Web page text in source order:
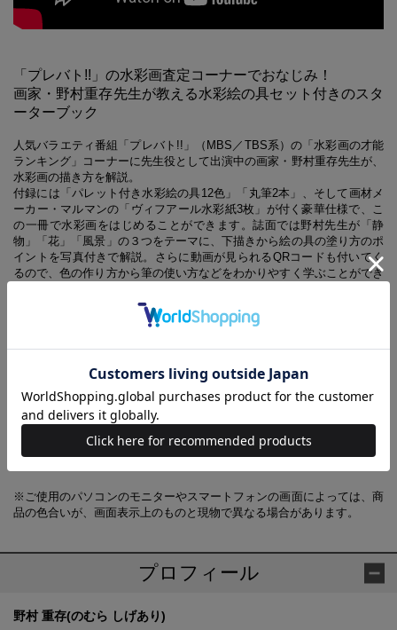
「プレバト!!」の水彩画査定コーナーでおなじみ！
画家・野村重存先生が教える水彩絵の具セット付きのスタ
ーターブック
人気バラエティ番組「プレバト!!」（MBS／TBS系）の「水彩画の才能
ランキング」コーナーに先生役として出演中の画家・野村重存先生が、
水彩画の描き方を解説。
付録には「パレット付き水彩絵の具12色」「丸筆2本」、そして画材メ
ーカー・マルマンの「ヴィフアール水彩紙3枚」が付く豪華仕様で、こ
の一冊で水彩画をはじめることができます。誌面では野村先生が「静
物」「花」「風景」の３つをテーマに、下描きから絵の具の塗り方のポ
イントを写真付きで解説。さらに動画が見られるQRコードも付いてく
るので、色の作り方から筆の使い方などをわかりやすく学ぶことができ
※QRコードは、株式会社デンソーウェーブの登録商標です
予約商品と他商品を同時にお求めの場合、最も発売日の遅い商品に合わ
せての一括配送となります。
が、それぞれ個別にお買い求めください。
※ご使用のパソコンのモニターやスマートフォンの画面によっては、商
品の色合いが、画面表示上のものと現物で異なる場合があります。
プロフィール
野村 重存(のむら しげあり)